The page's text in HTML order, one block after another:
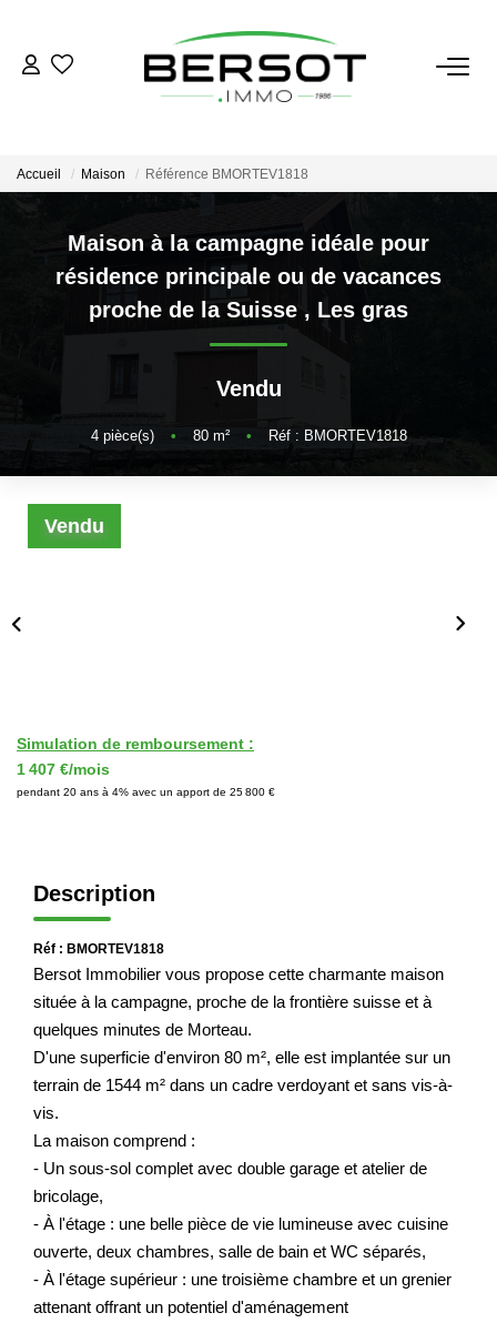
Acheter
Estimer
Vendre
Investissement
Nos Outils
LOUER
Louer
SYNDIC
LE GROUPE
Nos Partenaires
Nos Actualités
CONTACT
EXTRANET CLIENTS
Accueil Maison Référence BMORTEV1818
Maison à la campagne idéale pour
résidence principale ou de vacances
proche de la Suisse , Les gras
Vendu
4pièce(s) • 80m² • Réf : BMORTEV1818
Vendu
Simulation de remboursement :
1 407 €/mois
pendant 20 ans à 4% avec un apport de 25 800 €
Description
Réf : BMORTEV1818
Bersot Immobilier vous propose cette charmante maison
située à la campagne, proche de la frontière suisse et à
quelques minutes de Morteau.
D'une superficie d'environ 80 m², elle est implantée sur un
terrain de 1544 m² dans un cadre verdoyant et sans vis-à-
vis.
La maison comprend :
- Un sous-sol complet avec double garage et atelier de
bricolage,
- À l'étage : une belle pièce de vie lumineuse avec cuisine
ouverte, deux chambres, salle de bain et WC séparés,
- À l'étage supérieur : une troisième chambre et un grenier
attenant offrant un potentiel d'aménagement